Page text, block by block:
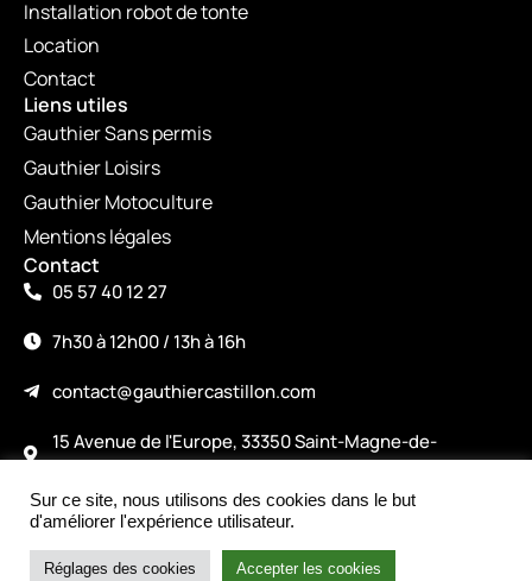
Intéressé par le produit ?
Nous contacter
Installation robot de tonte
Location
Contact
Liens utiles
Gauthier Sans permis
Gauthier Loisirs
Gauthier Motoculture
Mentions légales
Contact
05 57 40 12 27
7h30 à 12h00 / 13h à 16h
contact@gauthiercastillon.com
15 Avenue de l'Europe, 33350 Saint-Magne-de-
Castillon
©2026
Made with love by alicepiney.com
Sur ce site, nous utilisons des cookies dans le but
d'améliorer l'expérience utilisateur.
Réglages des cookies Accepter les cookies